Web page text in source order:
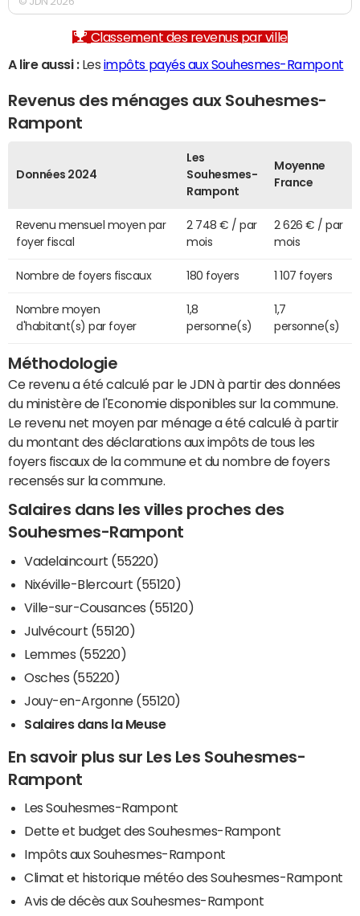
Classement des revenus par ville
A lire aussi :Les impôts payés aux Souhesmes-Rampont
Revenus des ménages aux Souhesmes-
Rampont
Données 2024
Les
Souhesmes-
Rampont
Moyenne
France
Revenu mensuel moyen par
foyer fiscal
2 748 € / par
mois
2 626 € / par
mois
Nombre de foyers fiscaux 180 foyers 1 107 foyers
Nombre moyen
d'habitant(s) par foyer
1,8
personne(s)
1,7
personne(s)
Méthodologie
Ce revenu a été calculé par le JDN à partir des données
du ministère de l'Economie disponibles sur la commune.
Le revenu net moyen par ménage a été calculé à partir
du montant des déclarations aux impôts de tous les
foyers fiscaux de la commune et du nombre de foyers
recensés sur la commune.
Salaires dans les villes proches des
Souhesmes-Rampont
Vadelaincourt (55220)
Nixéville-Blercourt (55120)
Ville-sur-Cousances (55120)
Julvécourt (55120)
Lemmes (55220)
Osches (55220)
Jouy-en-Argonne (55120)
Salaires dans la Meuse
En savoir plus sur Les Les Souhesmes-
Rampont
Les Souhesmes-Rampont
Dette et budget des Souhesmes-Rampont
Impôts aux Souhesmes-Rampont
Climat et historique météo des Souhesmes-Rampont
Avis de décès aux Souhesmes-Rampont